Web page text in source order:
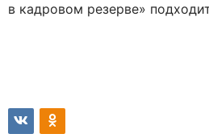
в кадровом резерве»